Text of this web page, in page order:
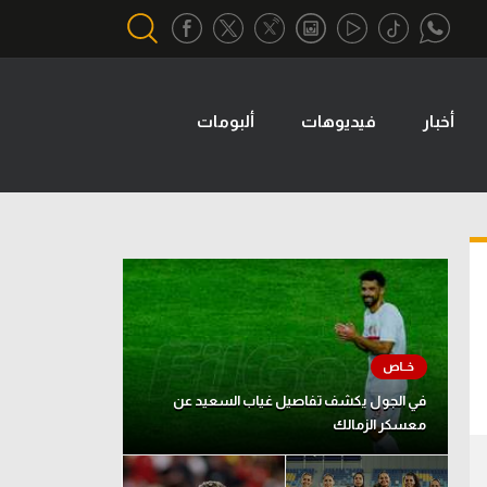
تحقيق في الجول
تقرير في الجول
تحليل في الجول
حكايات في الجول
كويز في الجول
فيديو في الجول
أخبار فيديوهات ألبومات
في الجول يكشف تفاصيل غياب السعيد عن
معسكر الزمالك